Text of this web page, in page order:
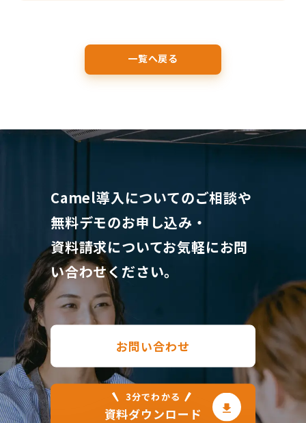
一覧へ戻る
Camel導入についてのご相談や
無料デモのお申し込み・
資料請求についてお気軽にお問
い合わせください。
お問い合わせ
3分でわかる
資料ダウンロード